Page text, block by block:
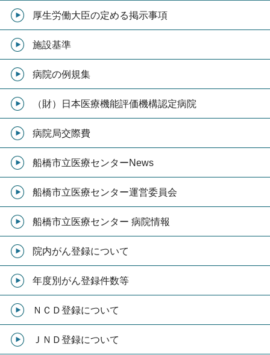
厚生労働大臣の定める掲示事項
施設基準
病院の例規集
（財）日本医療機能評価機構認定病院
病院局交際費
船橋市立医療センターNews
船橋市立医療センター運営委員会
船橋市立医療センター 病院情報
院内がん登録について
年度別がん登録件数等
ＮＣＤ登録について
ＪＮＤ登録について